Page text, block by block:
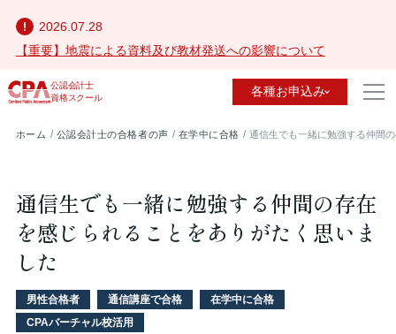
2026.07.28
【重要】地震による資料及び教材発送への影響について
公認会計士
資格スクール
各種お申込み
ホーム 公認会計士の合格者の声 在学中に合格 通信生でも一緒に勉強する仲間
通信生でも一緒に勉強する仲間の存在
を感じられることをありがたく思いま
した
男性合格者 通信講座で合格
在学中に合格
CPAバーチャル校活用